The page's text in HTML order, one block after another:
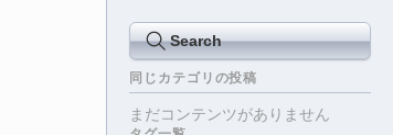
Search
同じカテゴリの投稿
まだコンテンツがありません